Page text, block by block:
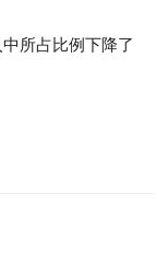
所占比例下降了